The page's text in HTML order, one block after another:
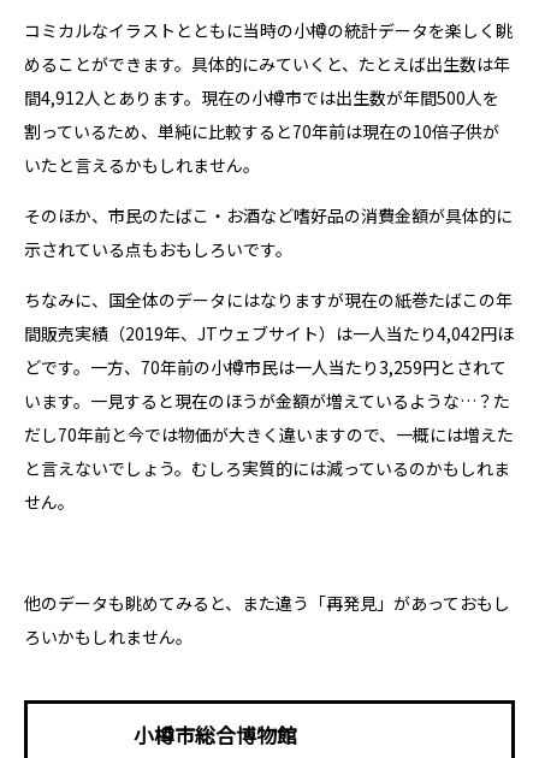
コミカルなイラストとともに当時の小樽の統計データを楽しく眺
めることができます。具体的にみていくと、たとえば出生数は年
間4,912人とあります。現在の小樽市では出生数が年間500人を
割っているため、単純に比較すると70年前は現在の10倍子供が
いたと言えるかもしれません。
そのほか、市民のたばこ・お酒など嗜好品の消費金額が具体的に
示されている点もおもしろいです。
ちなみに、国全体のデータにはなりますが現在の紙巻たばこの年
間販売実績（2019年、JTウェブサイト）は一人当たり4,042円ほ
どです。一方、70年前の小樽市民は一人当たり3,259円とされて
います。一見すると現在のほうが金額が増えているような…？た
だし70年前と今では物価が大きく違いますので、一概には増えた
と言えないでしょう。むしろ実質的には減っているのかもしれま
せん。
他のデータも眺めてみると、また違う「再発見」があっておもし
ろいかもしれません。
小樽市総合博物館